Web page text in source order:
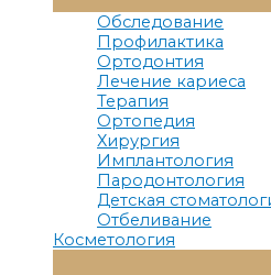
Обследование
Профилактика
Ортодонтия
Лечение кариеса
Терапия
Ортопедия
Хирургия
Имплантология
Пародонтология
Детская
Отбеливание
Косметология